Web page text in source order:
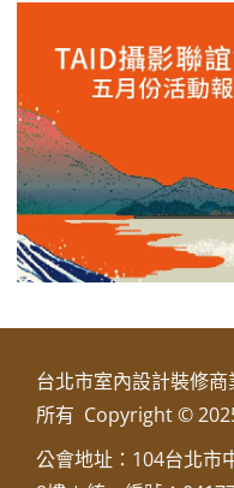
台北市室內設計裝修
所有 Copyright ©
公會地址：104台北市